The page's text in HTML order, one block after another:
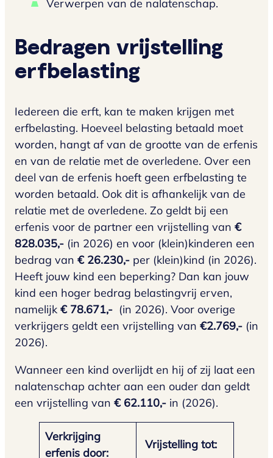
Verwerpen van de nalatenschap.
Bedragen vrijstelling
erfbelasting
Iedereen die erft, kan te maken krijgen met
erfbelasting. Hoeveel belasting betaald moet
worden, hangt af van de grootte van de erfenis
en van de relatie met de overledene. Over een
deel van de erfenis hoeft geen erfbelasting te
worden betaald. Ook dit is afhankelijk van de
relatie met de overledene. Zo geldt bij een
erfenis voor de partner een vrijstelling van €
828.035,- (in 2026) en voor (klein)kinderen een
bedrag van € 26.230,- per (klein)kind (in 2026).
Heeft jouw kind een beperking? Dan kan jouw
kind een hoger bedrag belastingvrij erven,
namelijk € 78.671,- (in 2026). Voor overige
verkrijgers geldt een vrijstelling van €2.769,- (in
2026).
Wanneer een kind overlijdt en hij of zij laat een
nalatenschap achter aan een ouder dan geldt
een vrijstelling van € 62.110,- in (2026).
Verkrijging
erfenis door:
Vrijstelling tot: